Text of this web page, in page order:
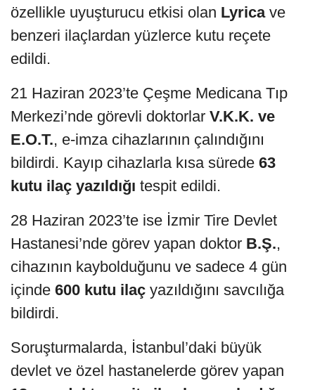
özellikle uyuşturucu etkisi olan Lyricave
benzeri ilaçlardan yüzlerce kutu reçete
edildi.
21 Haziran 2023’te Çeşme Medicana Tıp
Merkezi’nde görevli doktorlar V.K.K. ve
E.O.T., e-imza cihazlarının çalındığını
bildirdi. Kayıp cihazlarla kısa sürede 63
kutu ilaç yazıldığı tespit edildi.
28 Haziran 2023’te ise İzmir Tire Devlet
Hastanesi’nde görev yapan doktor B.Ş.,
cihazının kaybolduğunu ve sadece 4 gün
içinde 600 kutu ilaç yazıldığını savcılığa
bildirdi.
Soruşturmalarda, İstanbul’daki büyük
devlet ve özel hastanelerde görev yapan